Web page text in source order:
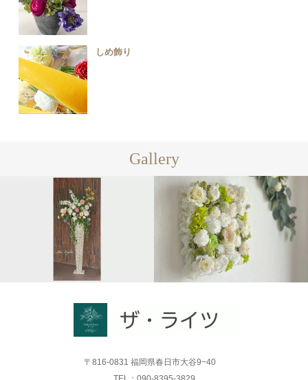
しめ飾り
Gallery
〒816-0831 福岡県春日市大谷9−40